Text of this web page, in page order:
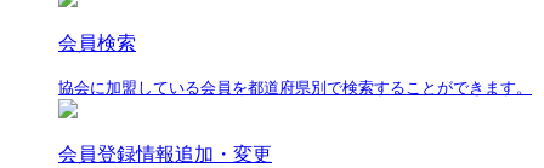
会員検索
協会に加盟している会員を都道府県別で検索することができます。
会員登録情報追加・変更